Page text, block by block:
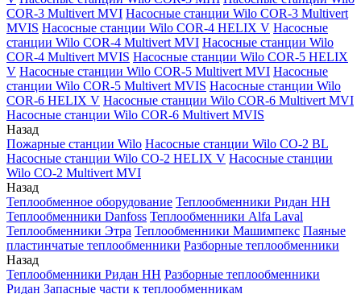
COR-3 Multivert MVI Насосные станции Wilo COR-3 Multivert
MVIS Насосные станции Wilo COR-4 HELIX V Насосные
станции Wilo COR-4 Multivert MVI Насосные станции Wilo
COR-4 Multivert MVIS Насосные станции Wilo COR-5 HELIX
V Насосные станции Wilo COR-5 Multivert MVI Насосные
станции Wilo COR-5 Multivert MVIS Насосные станции Wilo
COR-6 HELIX V Насосные станции Wilo COR-6 Multivert MVI
Насосные станции Wilo COR-6 Multivert MVIS
Назад
Пожарные станции Wilo Насосные станции Wilo CO-2 BL
Насосные станции Wilo CO-2 HELIX V Насосные станции
Wilo CO-2 Multivert MVI
Назад
Теплообменное оборудование Теплообменники Ридан НН
Теплообменники Danfoss Теплообменники Alfa Laval
Теплообменники Этра Теплообменники Машимпекс Паяные
пластинчатые теплообменники Разборные теплообменники
Назад
Теплообменники Ридан НН Разборные теплообменники
Ридан Запасные части к теплообменникам